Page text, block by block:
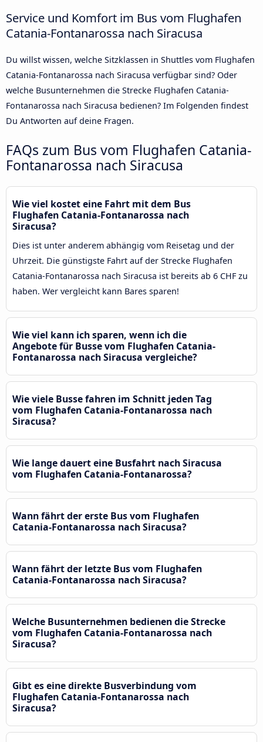
Service und Komfort im Bus vom Flughafen
Catania-Fontanarossa nach Siracusa
Du willst wissen, welche Sitzklassen in Shuttles vom Flughafen
Catania-Fontanarossa nach Siracusa verfügbar sind? Oder
welche Busunternehmen die Strecke Flughafen Catania-
Fontanarossa nach Siracusa bedienen? Im Folgenden findest
Du Antworten auf deine Fragen.
FAQs zum Bus vom Flughafen Catania-
Fontanarossa nach Siracusa
Wie viel kostet eine Fahrt mit dem Bus
Flughafen Catania-Fontanarossa nach
Siracusa?
Dies ist unter anderem abhängig vom Reisetag und der
Uhrzeit. Die günstigste Fahrt auf der Strecke Flughafen
Catania-Fontanarossa nach Siracusa ist bereits ab 6 CHF zu
haben. Wer vergleicht kann Bares sparen!
Wie viel kann ich sparen, wenn ich die
Angebote für Busse vom Flughafen Catania-
Fontanarossa nach Siracusa vergleiche?
Wie viele Busse fahren im Schnitt jeden Tag
vom Flughafen Catania-Fontanarossa nach
Siracusa?
Wie lange dauert eine Busfahrt nach Siracusa
vom Flughafen Catania-Fontanarossa?
Wann fährt der erste Bus vom Flughafen
Catania-Fontanarossa nach Siracusa?
Wann fährt der letzte Bus vom Flughafen
Catania-Fontanarossa nach Siracusa?
Welche Busunternehmen bedienen die Strecke
vom Flughafen Catania-Fontanarossa nach
Siracusa?
Gibt es eine direkte Busverbindung vom
Flughafen Catania-Fontanarossa nach
Siracusa?